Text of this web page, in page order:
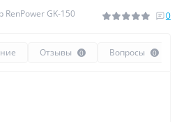
GK-150 0
Отзывы 0 Вопросы 0